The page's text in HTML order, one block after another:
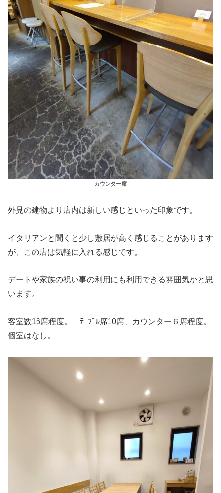
カウンター席
外見の建物より店内は新しい感じといった印象です。
イタリアンと聞くと少し敷居が高く感じることがあります
が、この店は気軽に入れる感じです。
デートや家族の祝い事の利用にも利用できる雰囲気かと思
います。
客室数16席程度。 ﾃｰﾌﾞﾙ席10席、カウンター６席程度。
個室はなし。